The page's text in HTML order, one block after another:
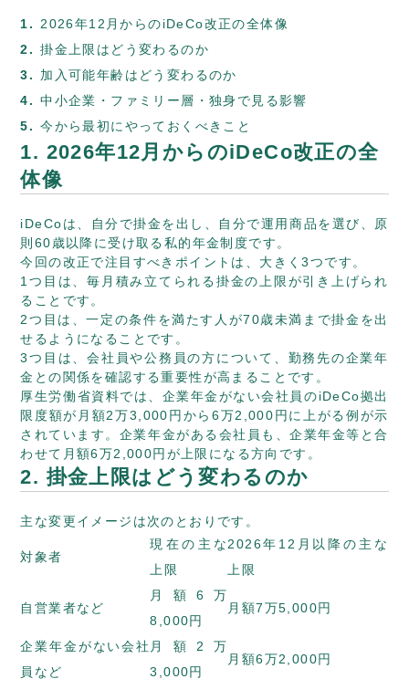
2026年12月からのiDeCo改正の全体像
掛金上限はどう変わるのか
加入可能年齢はどう変わるのか
中小企業・ファミリー層・独身で見る影響
今から最初にやっておくべきこと
1. 2026年12月からのiDeCo改正の全
体像
iDeCoは、自分で掛金を出し、自分で運用商品を選び、原
則60歳以降に受け取る私的年金制度です。
今回の改正で注目すべきポイントは、大きく3つです。
1つ目は、毎月積み立てられる掛金の上限が引き上げられ
ることです。
2つ目は、一定の条件を満たす人が70歳未満まで掛金を出
せるようになることです。
3つ目は、会社員や公務員の方について、勤務先の企業年
金との関係を確認する重要性が高まることです。
厚生労働省資料では、企業年金がない会社員のiDeCo拠出
限度額が月額2万3,000円から6万2,000円に上がる例が示
されています。企業年金がある会社員も、企業年金等と合
わせて月額6万2,000円が上限になる方向です。
2. 掛金上限はどう変わるのか
主な変更イメージは次のとおりです。
対象者
現在の主な
上限
2026年12月以降の主な
上限
自営業者など
月額6万
8,000円
月額7万5,000円
企業年金がない会社
員など
月額2万
3,000円
月額6万2,000円